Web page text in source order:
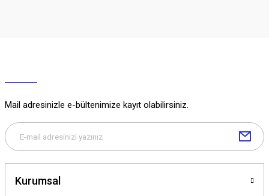
Mail adresinizle e-bültenimize kayıt olabilirsiniz.
Kurumsal